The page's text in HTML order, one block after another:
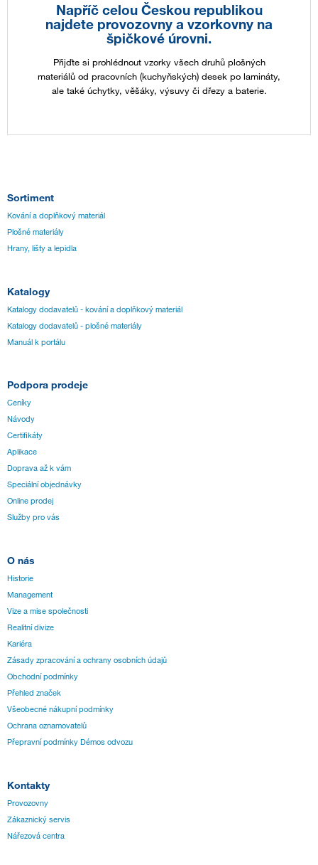
Napříč celou Českou republikou
najdete provozovny a vzorkovny na
špičkové úrovni.
Přijďte si prohlédnout vzorky všech druhů plošných
materiálů od pracovních (kuchyňských) desek po lamináty,
ale také úchytky, věšáky, výsuvy či dřezy a baterie.
Sortiment
Kování a doplňkový materiál
Plošné materiály
Hrany, lišty a lepidla
Katalogy
Katalogy dodavatelů - kování a doplňkový materiál
Katalogy dodavatelů - plošné materiály
Manuál k portálu
Podpora prodeje
Ceníky
Návody
Certifikáty
Aplikace
Doprava až k vám
Speciální objednávky
Online prodej
Služby pro vás
O nás
Historie
Management
Vize a mise společnosti
Realitní divize
Kariéra
Zásady zpracování a ochrany osobních údajů
Obchodní podmínky
Přehled značek
Všeobecné nákupní podmínky
Ochrana oznamovatelů
Přepravní podmínky Démos odvozu
Kontakty
Provozovny
Zákaznický servis
Nářezová centra